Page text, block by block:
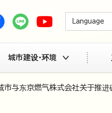
Language
城市建设・环境
市与东京燃气株式会社关于推